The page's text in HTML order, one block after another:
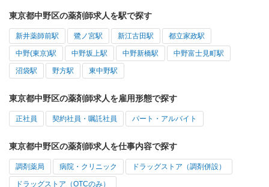
東京都中野区の薬剤師求人を駅で探す
新井薬師前駅 鷺ノ宮駅 新江古田駅 都立家政駅
中野(東京)駅 中野坂上駅 中野新橋駅 中野富士見町駅
沼袋駅 野方駅 東中野駅
東京都中野区の薬剤師求人を雇用形態で探す
正社員 契約社員・嘱託社員 パート・アルバイト
東京都中野区の薬剤師求人を仕事内容で探す
調剤薬局 病院・クリニック ドラッグストア（調剤併設）
ドラッグストア（OTCのみ）